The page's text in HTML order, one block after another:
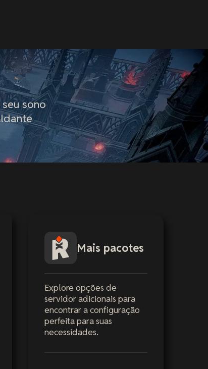
sono
Mais pacotes
Explore opções de
servidor adicionais para
encontrar a configuração
perfeita para suas
necessidades.